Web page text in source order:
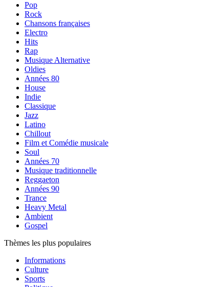
Pop
Rock
Chansons françaises
Electro
Hits
Rap
Musique Alternative
Oldies
Années 80
House
Indie
Classique
Jazz
Latino
Chillout
Film et Comédie musicale
Soul
Années 70
Musique traditionnelle
Reggaeton
Années 90
Trance
Heavy Metal
Ambient
Gospel
Thèmes les plus populaires
Informations
Culture
Sports